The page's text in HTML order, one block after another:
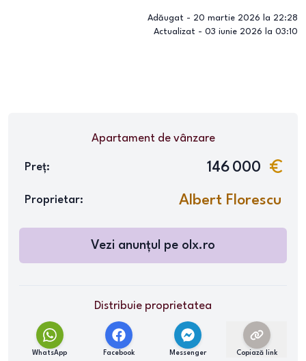
Adăugat - 20 martie 2026 la 22:28
Actualizat - 03 iunie 2026 la 03:10
Apartamentde vânzare
Preț: 146 000
Proprietar: Albert Florescu
Vezi anunțul pe olx.ro
Distribuie proprietatea
WhatsApp Facebook Messenger Copiază link